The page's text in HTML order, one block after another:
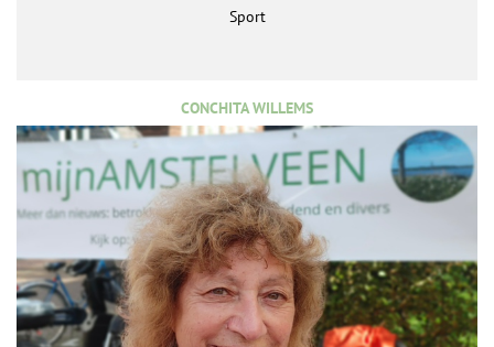
Sport
CONCHITA WILLEMS